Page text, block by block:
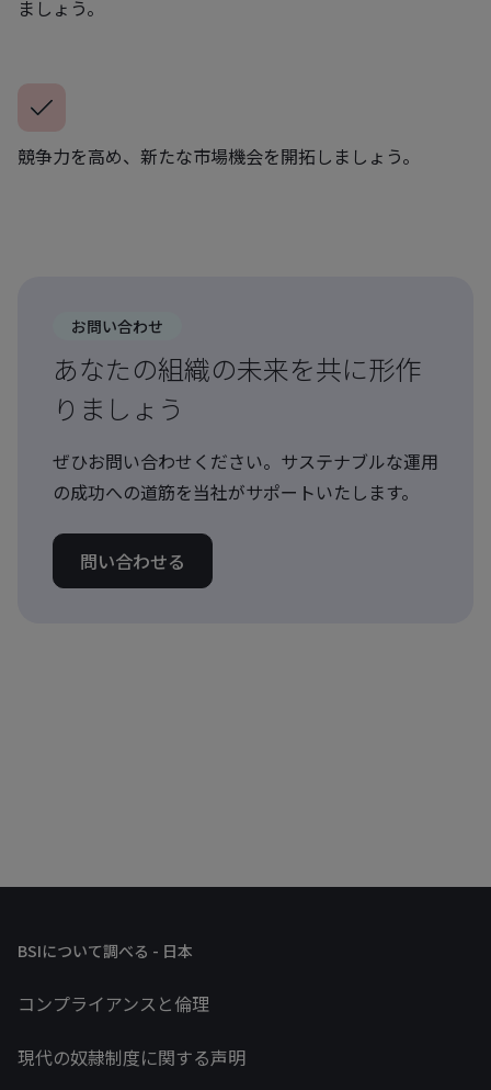
ましょう。
競争力を高め、新たな市場機会を開拓しましょう。
お問い合わせ
あなたの組織の未来を共に形作
りましょう
ぜひお問い合わせください。サステナブルな運用
の成功への道筋を当社がサポートいたします。
問い合わせる
BSIについて調べる - 日本
コンプライアンスと倫理
現代の奴隷制度に関する声明